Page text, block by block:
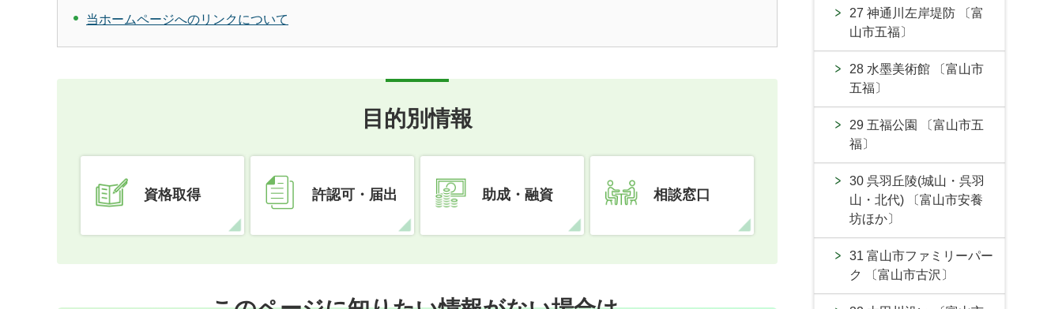
当ホームページへのリンクについて
目的別情報
資格取得 許認可・届出 助成・融資 相談窓口
27 神通川左岸堤防 〔富
山市五福〕
28 水墨美術館 〔富山市
五福〕
29 五福公園 〔富山市五
福〕
30 呉羽丘陵(城山・呉羽
山・北代) 〔富山市安養
坊ほか〕
31 富山市ファミリーパー
ク 〔富山市古沢〕